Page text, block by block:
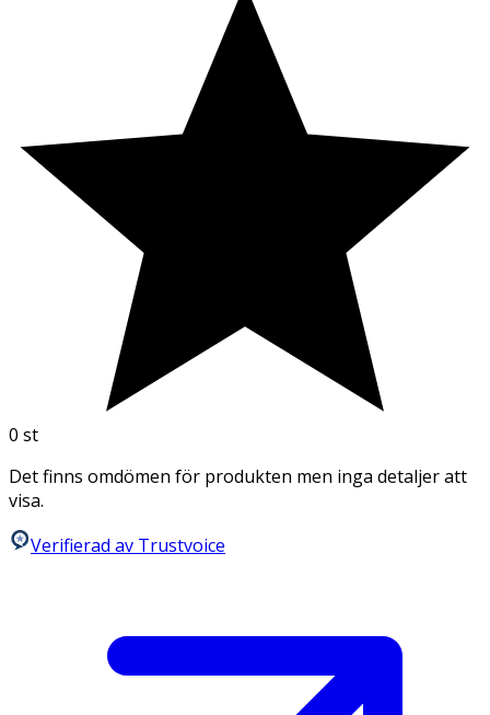
0 st
Det finns omdömen för produkten men inga detaljer att
visa.
Verifierad av Trustvoice